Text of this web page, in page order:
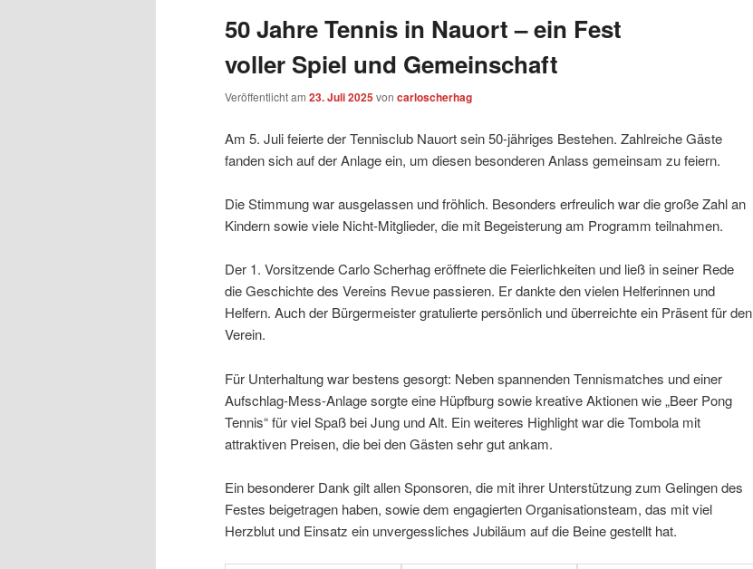
50 Jahre Tennis in Nauort – ein Fest
voller Spiel und Gemeinschaft
Veröffentlicht am 23. Juli 2025von carloscherhag
Am 5. Juli feierte der Tennisclub Nauort sein 50-jähriges Bestehen. Zahlreiche Gäste
fanden sich auf der Anlage ein, um diesen besonderen Anlass gemeinsam zu feiern.
Die Stimmung war ausgelassen und fröhlich. Besonders erfreulich war die große Zahl an
Kindern sowie viele Nicht-Mitglieder, die mit Begeisterung am Programm teilnahmen.
Der 1. Vorsitzende Carlo Scherhag eröffnete die Feierlichkeiten und ließ in seiner Rede
die Geschichte des Vereins Revue passieren. Er dankte den vielen Helferinnen und
Helfern. Auch der Bürgermeister gratulierte persönlich und überreichte ein Präsent für den
Verein.
Für Unterhaltung war bestens gesorgt: Neben spannenden Tennismatches und einer
Aufschlag-Mess-Anlage sorgte eine Hüpfburg sowie kreative Aktionen wie „Beer Pong
Tennis“ für viel Spaß bei Jung und Alt. Ein weiteres Highlight war die Tombola mit
attraktiven Preisen, die bei den Gästen sehr gut ankam.
Ein besonderer Dank gilt allen Sponsoren, die mit ihrer Unterstützung zum Gelingen des
Festes beigetragen haben, sowie dem engagierten Organisationsteam, das mit viel
Herzblut und Einsatz ein unvergessliches Jubiläum auf die Beine gestellt hat.